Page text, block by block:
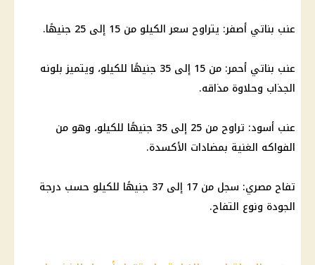
عنب بناتي أصفر: يتراوح سعر الكيلو من 15 إلى 25 جنيهًا.
عنب بناتي أحمر: من 15 إلى 35 جنيهًا للكيلو، ويتميز بلونه
الجذاب وحلاوة مذاقه.
عنب أسود: تراوح من 25 إلى 35 جنيهًا للكيلو، وهو من
الفواكه الغنية بمضادات الأكسدة.
تفاح مصري: سجل من 17 إلى 37 جنيهًا للكيلو حسب درجة
الجودة ونوع التفاح.